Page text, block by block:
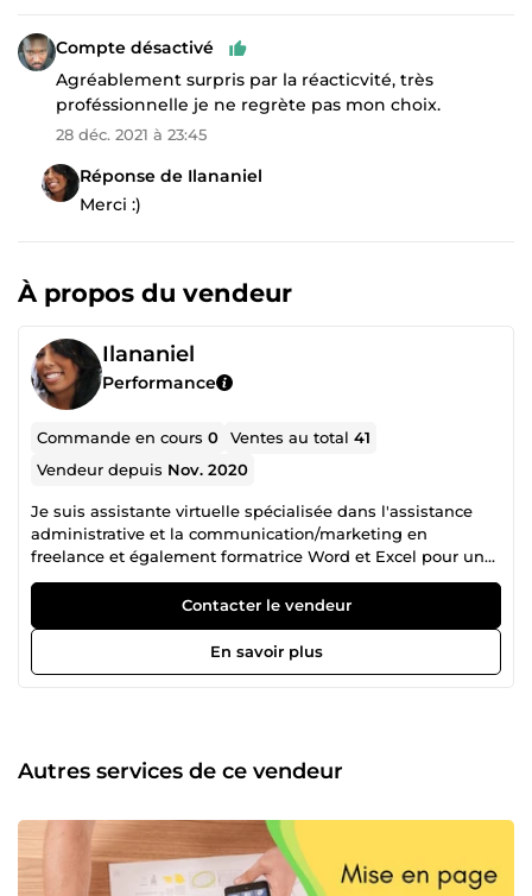
Compte désactivé
Agréablement surpris par la réacticvité, très
proféssionnelle je ne regrète pas mon choix.
28 déc. 2021 à 23:45
Réponse de Ilananiel
Merci :)
À propos du vendeur
Ilananiel
Performance
Commande en cours0 Ventes au total41
Vendeur depuis Nov. 2020
Je suis assistante virtuelle spécialisée dans l'assistance
administrative et la communication/marketing en
freelance et également formatrice Word et Excel pour un
organisme de formation. Après 5 années d'études et plus
de 10 ans d'expériences professionnelles dans ces
domaines je vous propose un travail de qualité, soigné et
créatif. Au plaisir de travailler avec vous.
Contacter le vendeur
En savoir plus
Autres services de ce vendeur